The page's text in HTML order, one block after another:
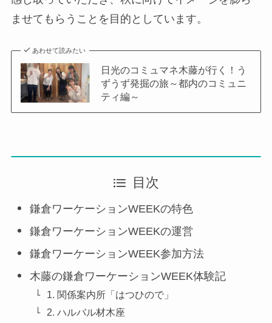
ませてもらうことを目的としています。
あわせて読みたい
日光のコミュマネ木藤が行く！う
ずうず発掘の旅～都内のコミュニ
ティ編～
目次
鎌倉ワーケーションWEEKの特色
鎌倉ワーケーションWEEKの運営
鎌倉ワーケーションWEEK参加方法
木藤の鎌倉ワーケーションWEEK体験記
1. 関係案内所「はつひので」
2. ハルバル材木座